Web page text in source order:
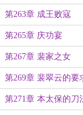
第263章 成王败寇
第265章 庆功宴
第267章 裴家之女
第269章 裴翠云的要
第271章 本太保的刀